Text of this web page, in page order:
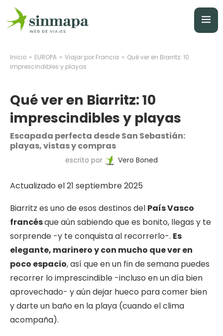
Inicio » EUROPA » Viajar por Francia » Qué ver en Biarritz: 10
imprescindibles y playas
Qué ver en Biarritz: 10
imprescindibles y playas
Escapada perfecta desde San Sebastián:
playas, vistas y compras
escrito por Vero Boned
Actualizado el 21 septiembre 2025
Biarritz es uno de esos destinos del País Vasco
francésque aún sabiendo que es bonito, llegas y te
sorprende -y te conquista al recorrerlo-. Es
elegante, marinero y con mucho que ver en
poco espacio, así que en un fin de semana puedes
recorrer lo imprescindible -incluso en un día bien
aprovechado- y aún dejar hueco para comer bien
y darte un baño en la playa (cuando el clima
acompaña).